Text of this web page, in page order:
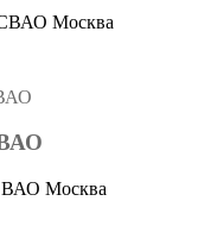
СВАО Москва
ВАО Москва